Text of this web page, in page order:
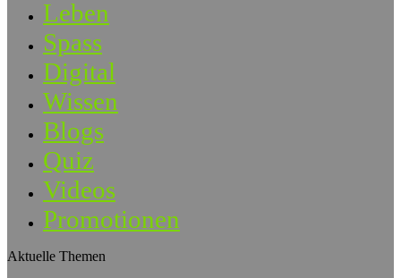
Leben
Spass
Digital
Wissen
Blogs
Quiz
Videos
Promotionen
Aktuelle Themen